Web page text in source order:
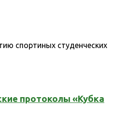
спортиных студенческих
протоколы «Кубка